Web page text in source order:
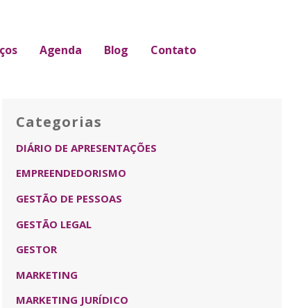
Agenda Blog Contato
Categorias
DIÁRIO DE APRESENTAÇÕES
EMPREENDEDORISMO
GESTÃO DE PESSOAS
GESTÃO LEGAL
GESTOR
MARKETING
MARKETING JURÍDICO